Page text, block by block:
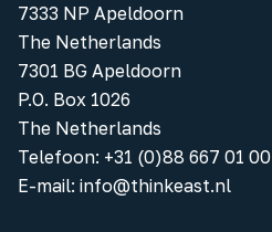
7333 NP Apeldoorn
The Netherlands
7301 BG Apeldoorn
P.O. Box 1026
The Netherlands
Telefoon: +31 (0)88 667 01 00
E-mail: info@thinkeast.nl